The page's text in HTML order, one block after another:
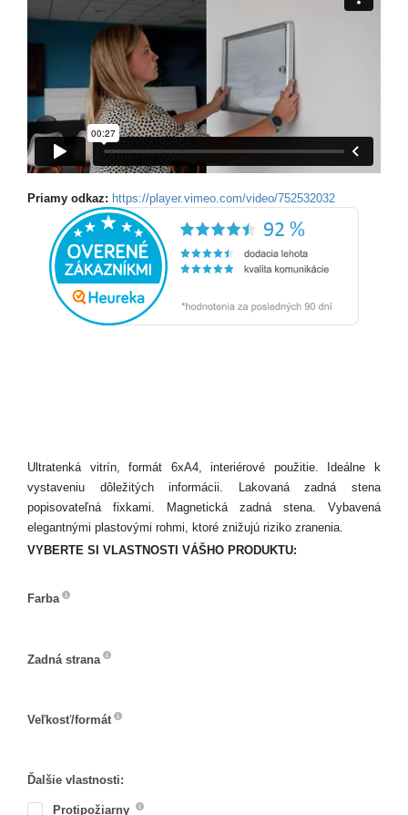
Priamy odkaz: https://player.vimeo.com/video/752532032
Ultratenká vitrín, formát 6xA4, interiérové použitie. Ideálne k
vystaveniu dôležitých informácii. Lakovaná zadná stena
popisovateľná fixkami. Magnetická zadná stena. Vybavená
elegantnými plastovými rohmi, ktoré znižujú riziko zranenia.
VYBERTE SI VLASTNOSTI VÁŠHO PRODUKTU:
Farba
Zadná strana
Veľkosť/formát
Ďalšie vlastnosti:
Protipožiarny